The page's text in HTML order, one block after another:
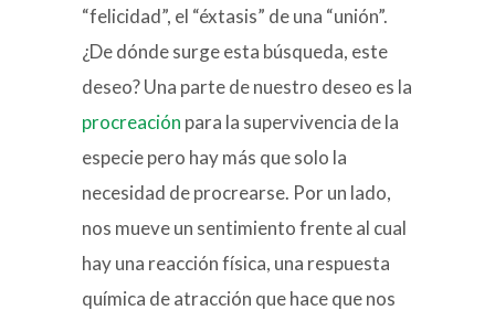
“felicidad”, el “éxtasis” de una “unión”.
¿De dónde surge esta búsqueda, este
deseo? Una parte de nuestro deseo es la
procreación para la supervivencia de la
especie pero hay más que solo la
necesidad de procrearse. Por un lado,
nos mueve un sentimiento frente al cual
hay una reacción física, una respuesta
química de atracción que hace que nos